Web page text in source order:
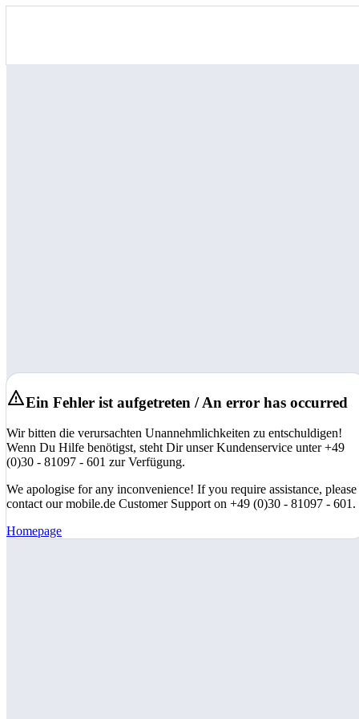
Ein Fehler ist aufgetreten / An error has occurred
Wir bitten die verursachten Unannehmlichkeiten zu entschuldigen!
Wenn Du Hilfe benötigst, steht Dir unser Kundenservice unter +49
(0)30 - 81097 - 601 zur Verfügung.
We apologise for any inconvenience! If you require assistance, please
contact our mobile.de Customer Support on +49 (0)30 - 81097 - 601.
Homepage